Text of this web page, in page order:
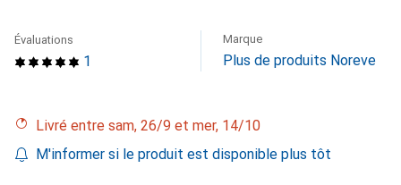
1
Évaluations Marque
Plus de produits Noreve
Livré entre sam, 26/9 et mer, 14/10
M'informer si le produit est disponible plus tôt